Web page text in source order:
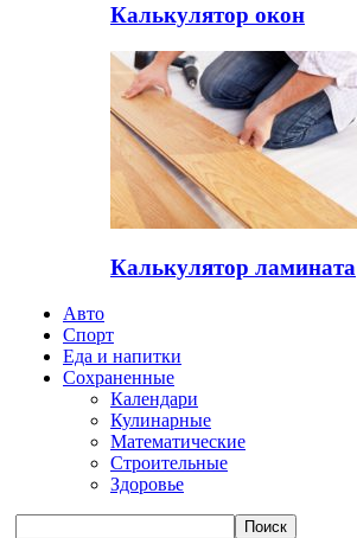
Калькулятор окон
Калькулятор ламината
Авто
Спорт
Еда и напитки
Сохраненные
Календари
Кулинарные
Математические
Строительные
Здоровье